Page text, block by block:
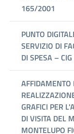
procedimenti
Provvedimenti
Bandi
di
contratti
Sovvenzioni,